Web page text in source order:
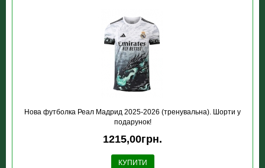
Нова футболка Реал Мадрид 2025-2026 (тренувальна). Шорти у
подарунок!
1215,00грн.
КУПИТИ